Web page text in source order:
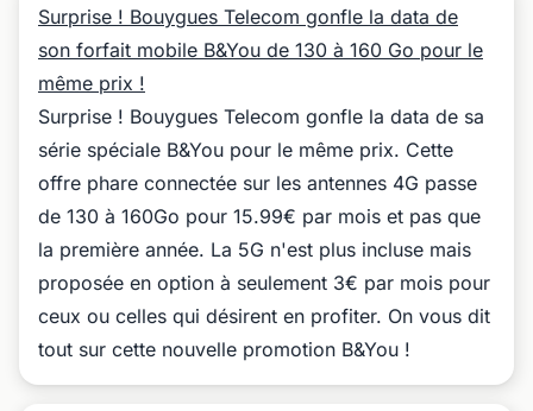
Surprise ! Bouygues Telecom gonfle la data de
son forfait mobile B&You de 130 à 160 Go pour le
même prix !
Surprise ! Bouygues Telecom gonfle la data de sa
série spéciale B&You pour le même prix. Cette
offre phare connectée sur les antennes 4G passe
de 130 à 160Go pour 15.99€ par mois et pas que
la première année. La 5G n'est plus incluse mais
proposée en option à seulement 3€ par mois pour
ceux ou celles qui désirent en profiter. On vous dit
tout sur cette nouvelle promotion B&You !